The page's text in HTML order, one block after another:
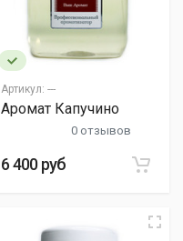
Артикул: ---
Аромат Капучино
0 отзывов
6 400 руб